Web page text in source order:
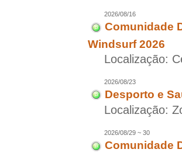
2026/08/16
Comunidade
Windsurf 2026
Localização:
2026/08/23
Desporto e
Localização:
2026/08/29 ~ 30
Comunidade